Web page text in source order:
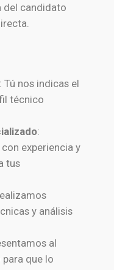
del candidato
Tú nos indicas el
técnico
:
experiencia y
tus
y análisis
al
que lo